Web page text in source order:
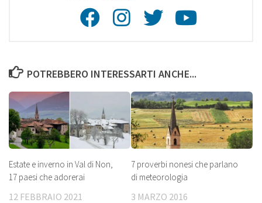
Facebook
POTREBBERO INTERESSARTI ANCHE...
Estate e inverno in Val di Non,
17 paesi che adorerai
12 FEBBRAIO 2021
7 proverbi nonesi che parlano
di meteorologia
3 MARZO 2016